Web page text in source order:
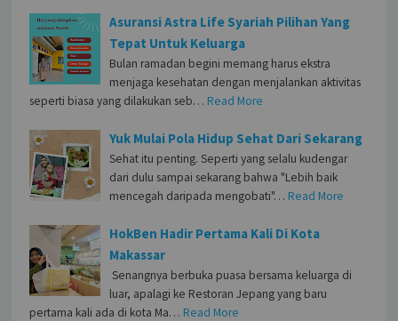
Asuransi Astra Life Syariah Pilihan Yang
Tepat Untuk Keluarga
Bulan ramadan begini memang harus ekstra
menjaga kesehatan dengan menjalankan aktivitas
seperti biasa yang dilakukan seb… Read More
Yuk Mulai Pola Hidup Sehat Dari Sekarang
Sehat itu penting. Seperti yang selalu kudengar
dari dulu sampai sekarang bahwa "Lebih baik
mencegah daripada mengobati"… Read More
HokBen Hadir Pertama Kali Di Kota
Makassar
Senangnya berbuka puasa bersama keluarga di
luar, apalagi ke Restoran Jepang yang baru
pertama kali ada di kota Ma… Read More